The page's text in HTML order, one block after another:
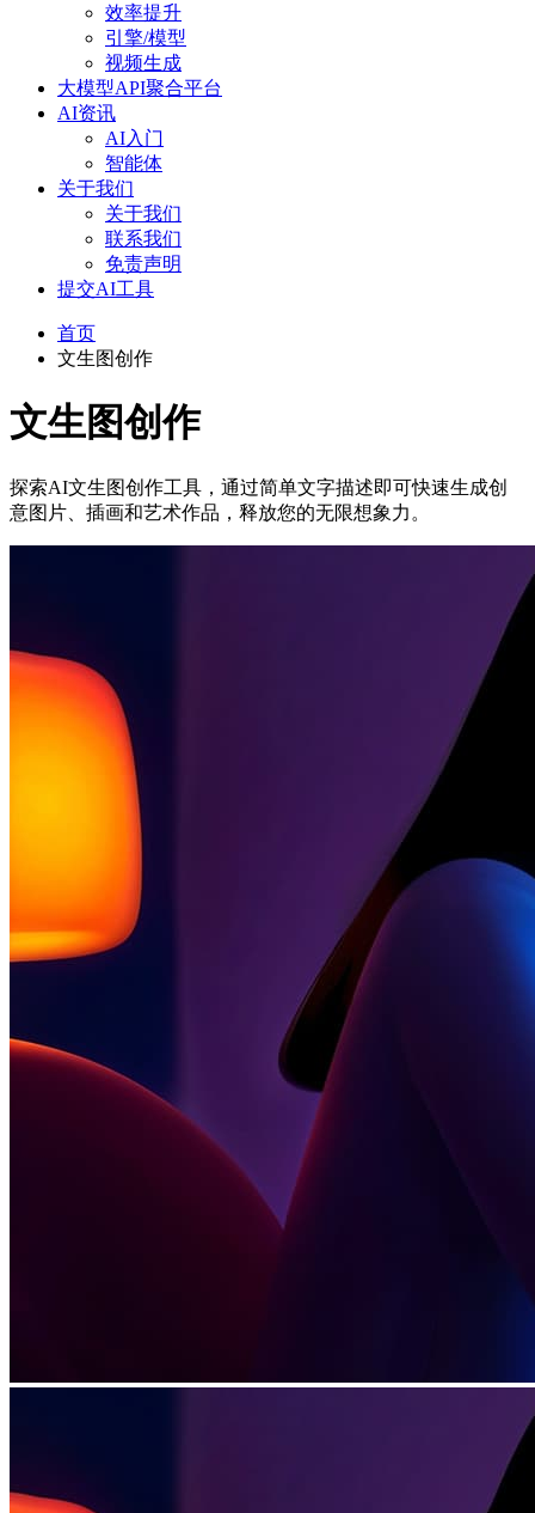
效率提升
引擎/模型
视频生成
大模型API聚合平台
AI资讯
AI入门
智能体
关于我们
关于我们
联系我们
免责声明
提交AI工具
首页
文生图创作
文生图创作
探索AI文生图创作工具，通过简单文字描述即可快速生成创
意图片、插画和艺术作品，释放您的无限想象力。